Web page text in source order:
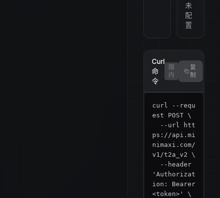
未
配
置
Curl
命
令
国
内
复
制
curl --requ
est POST \
ps://api.mi
nimaxi.com/
v1/t2a_v2 \
'Authorizat
ion: Bearer
<token>' \